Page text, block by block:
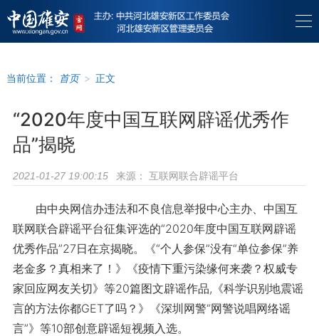
当前位置： 首页 > 正文
“2020年度中国互联网辟谣优秀作
品”揭晓
2021-01-27 19:00:15 来源： 互联网联合辟谣平台
由中央网信办违法和不良信息举报中心主办、中国互
联网联合辟谣平台征集评选的“2020年度中国互联网辟谣
优秀作品”27日在京揭晓。《“个人参保”没有“单位参保”养
老金多？真相来了！》《疫情下重污染缘何来袭？权威专
家回应网友关切》等20篇图文辟谣作品,《科学识别地震谣
言的方法你都GET了吗？》《深圳网警“网警说唱网络谣
言”》等10部创意辟谣短视频入选。